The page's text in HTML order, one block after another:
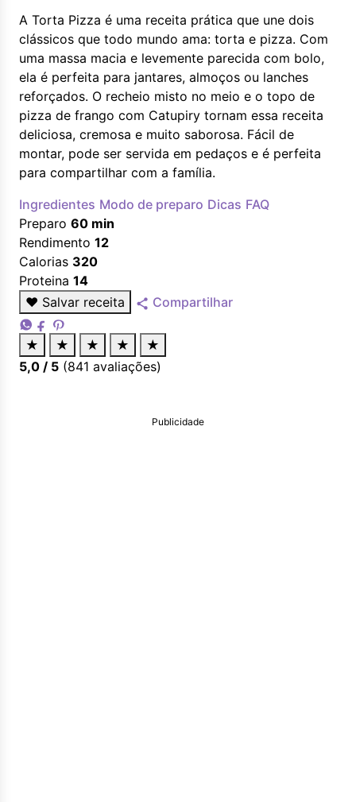
A Torta Pizza é uma receita prática que une dois
clássicos que todo mundo ama: torta e pizza. Com
uma massa macia e levemente parecida com bolo,
ela é perfeita para jantares, almoços ou lanches
reforçados. O recheio misto no meio e o topo de
pizza de frango com Catupiry tornam essa receita
deliciosa, cremosa e muito saborosa. Fácil de
montar, pode ser servida em pedaços e é perfeita
para compartilhar com a família.
Ingredientes Modo de preparo Dicas FAQ
Preparo 60 min
Rendimento 12
Calorias 320
Proteina 14
♥ Salvar receita Compartilhar
★ ★ ★ ★
★
5,0 / 5 (841 avaliações)
Publicidade